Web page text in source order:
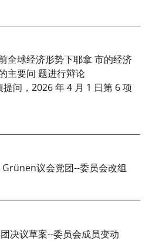
全球经济形势下耶拿 市的经济
主要问 题进行辩论
问，2026 年 4 月 1 日第 6 项
议会党团--委员会改组
决议草案--委员会成员变动